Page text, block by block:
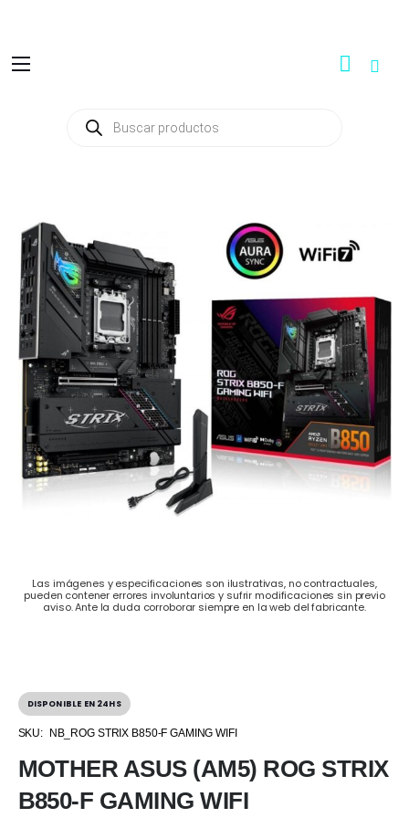
productos
Las imágenes y especificaciones son ilustrativas, no contractuales,
pueden contener errores involuntarios y sufrir modificaciones sin previo
aviso. Ante la duda corroborar siempre en la web del fabricante.
DISPONIBLE EN 24HS
SKU: NB_ROG STRIX B850-F GAMING WIFI
MOTHER ASUS (AM5) ROG STRIX
B850-F GAMING WIFI